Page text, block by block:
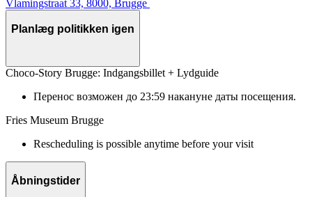
Vlamingstraat 33, 8000, Brugge
Planlæg politikken igen
Choco-Story Brugge: Indgangsbillet + Lydguide
Перенос возможен до 23:59 накануне даты посещения.
Fries Museum Brugge
Rescheduling is possible anytime before your visit
Åbningstider